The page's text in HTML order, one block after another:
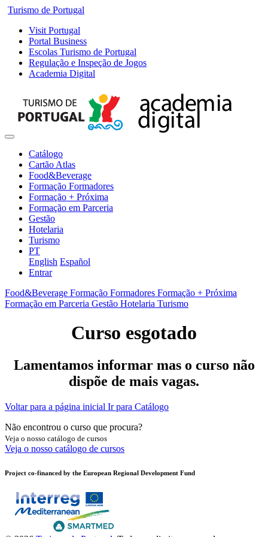
Turismo de Portugal
Visit Portugal
Portal Business
Escolas Turismo de Portugal
Regulação e Inspeção de Jogos
Academia Digital
Catálogo
Cartão Atlas
Food&Beverage
Formação Formadores
Formação + Próxima
Formação em Parceria
Gestão
Hotelaria
Turismo
PT
English Español
Entrar
Food&Beverage Formação Formadores Formação + Próxima
Formação em Parceria Gestão Hotelaria Turismo
Curso esgotado
Lamentamos informar mas o curso não
dispõe de mais vagas.
Voltar para a página inicial Ir para Catálogo
Não encontrou o curso que procura?
Veja o nosso catálogo de cursos
Veja o nosso catálogo de cursos
Project co-financed by the European Regional Development Fund